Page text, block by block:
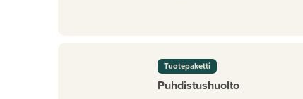
Tuotepaketti
Puhdistushuolto